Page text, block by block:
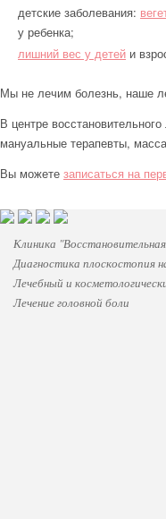
детские заболевания:
у ребенка;
лишний вес у детей и
Мы не лечим болезнь, наше
В центре
мануальные терапевты,
Вы можете записаться на
Клиника
Диагностика плоскостопия
Лечебный и
Лечение головной боли